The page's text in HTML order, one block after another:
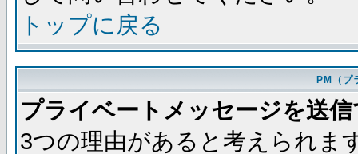
トップに戻る
PM（プ
プライベートメッセージを送
3つの理由があると考えられま